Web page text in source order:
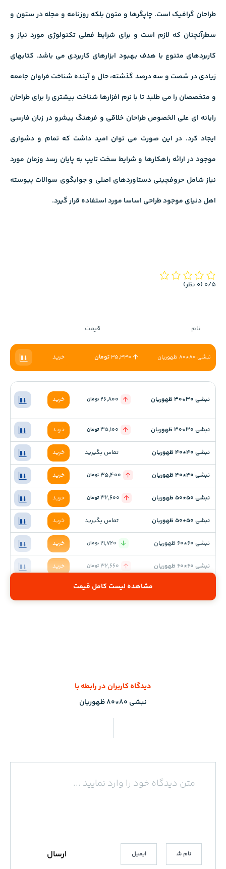
طراحان گرافیک است. چاپگرها و متون بلکه روزنامه و مجله در ستون و
سطرآنچنان که لازم است و برای شرایط فعلی تکنولوژی مورد نیاز و
کاربردهای متنوع با هدف بهبود ابزارهای کاربردی می باشد. کتابهای
زیادی در شصت و سه درصد گذشته، حال و آینده شناخت فراوان جامعه
و متخصصان را می طلبد تا با نرم افزارها شناخت بیشتری را برای طراحان
رایانه ای علی الخصوص طراحان خلاقی و فرهنگ پیشرو در زبان فارسی
ایجاد کرد. در این صورت می توان امید داشت که تمام و دشواری
موجود در ارائه راهکارها و شرایط سخت تایپ به پایان رسد وزمان مورد
نیاز شامل حروفچینی دستاوردهای اصلی و جوابگوی سوالات پیوسته
اهل دنیای موجود طراحی اساسا مورد استفاده قرار گیرد.
‫0/5 ‫(0 نظر)
نام قیمت
نبشی 80*80 ظهوریان 35,330تومان خرید
نبشی 30*30 ظهوریان 26,800تومان خرید
نبشی 30*30 ظهوریان 35,100تومان خرید
نبشی 40*40 ظهوریان تماس بگیرید خرید
نبشی 40*40 ظهوریان 35,400تومان خرید
نبشی 50*50 ظهوریان 32,600تومان خرید
نبشی 50*50 ظهوریان تماس بگیرید خرید
نبشی 60*60 ظهوریان 19,720 تومان خرید
نبشی 60*60 ظهوریان 32,660 تومان خرید
مشاهده لیست کامل قیمت
دیدگاه کاربران در رابطه با
نبشی 80*80 ظهوریان